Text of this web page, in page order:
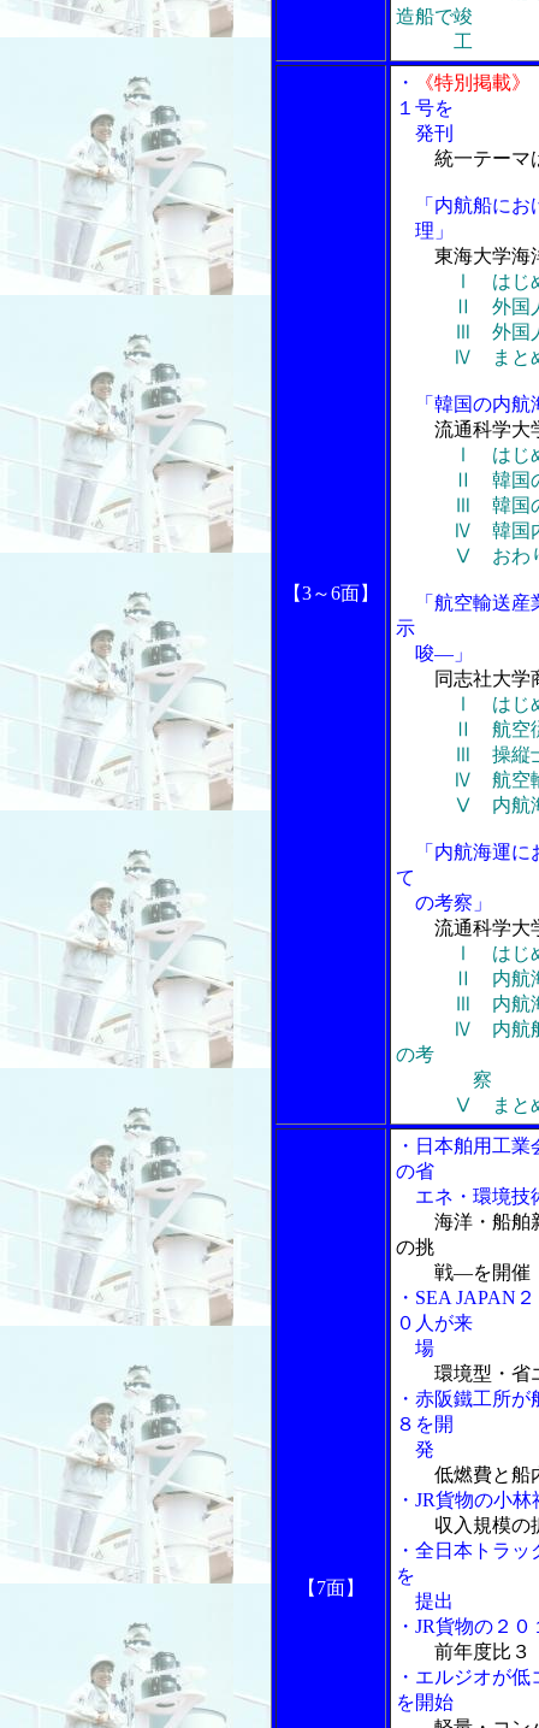
造船で竣
工
【3～6面】
・ 《特別掲載》
１号を
発刊
統一テーマ
「内航船にお
理」
東海大学
Ⅰ はじ
Ⅱ 外国人船
Ⅲ 外国人船
Ⅳ まと
「韓国の内航
流通科学
Ⅰ はじ
Ⅱ 韓国の内
Ⅲ 韓国の内
Ⅳ 韓国内航
Ⅴ おわり
「航空輸送産
示
唆―」
同志社大
Ⅰ はじ
Ⅱ 航空従事
Ⅲ 操縦士
Ⅳ 航空輸送
Ⅴ 内航海運
「内航海運に
て
の考察」
流通科学
Ⅰ はじ
Ⅱ 内航海運
Ⅲ 内航海運
Ⅳ 内航船員
の考
察
Ⅴ まと
【7面】
・日本舶用工
の省
エネ・環境技
海洋・船舶
の挑
戦―を開催
・SEA JAPAN
０人が来
場
環境型・省
・赤阪鐵工所
８を開
発
低燃費と船
・JR貨物の小
収入規模の
・全日本トラ
を
提出
・JR貨物の２
前年度比３
・エルジオが
を開始